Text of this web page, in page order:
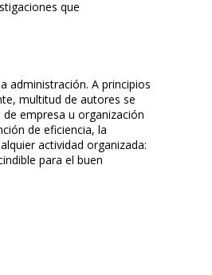
que
administración. A principios
multitud de autores se
empresa u organización
de eficiencia, la
actividad organizada:
para el buen